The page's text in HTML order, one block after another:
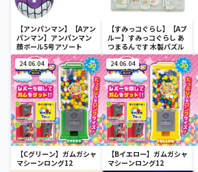
【アンパンマン】【Aアン
パンマン】アンパンマン
顔ボール5号アソート
【すみっコぐらし】【Aブ
ルー】すみっコぐらし あ
つまるんです 木製パズル
24.06.04
【Cグリーン】ガムガシャ
マシーンロング12
24.06.04
【Bイエロー】ガムガシャ
マシーンロング12